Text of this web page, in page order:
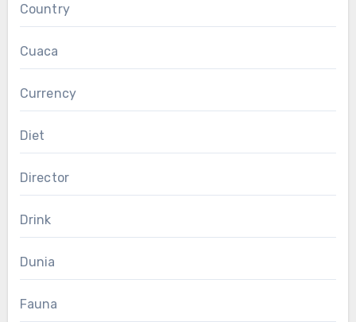
Country
Cuaca
Currency
Diet
Director
Drink
Dunia
Fauna